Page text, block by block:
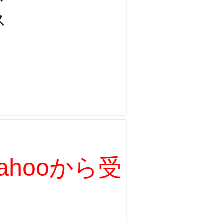
から受